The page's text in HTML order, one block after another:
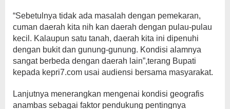
“Sebetulnya tidak ada masalah dengan pemekaran,
cuman daerah kita nih kan daerah dengan pulau-pulau
kecil. Kalaupun satu tanah, daerah kita ini dipenuhi
dengan bukit dan gunung-gunung. Kondisi alamnya
sangat berbeda dengan daerah lain”,terang Bupati
kepada kepri7.com usai audiensi bersama masyarakat.
Lanjutnya menerangkan mengenai kondisi geografis
anambas sebagai faktor pendukung pentingnya